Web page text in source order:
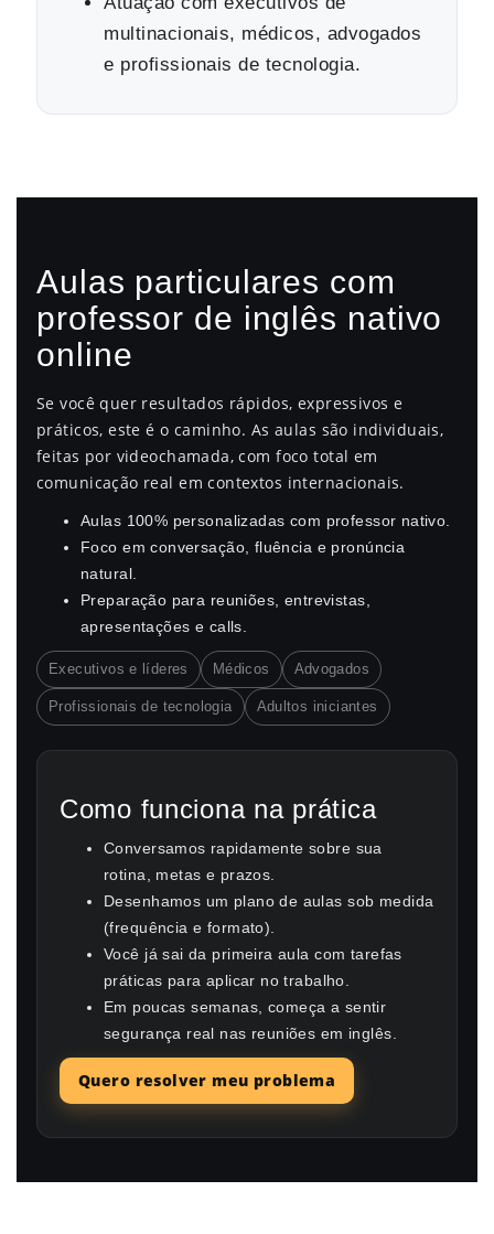
multinacionais, médicos, advogados
e profissionais de tecnologia.
Aulas particulares com
professor de inglês nativo
online
Se você quer resultados rápidos, expressivos e
práticos, este é o caminho. As aulas são individuais,
feitas por videochamada, com foco total em
comunicação real em contextos internacionais.
Aulas 100% personalizadas com professor nativo.
Foco em conversação, fluência e pronúncia
natural.
Preparação para reuniões, entrevistas,
apresentações e calls.
Executivos e líderes Médicos Advogados
Profissionais de tecnologia Adultos iniciantes
Como funciona na prática
Conversamos rapidamente sobre sua
rotina, metas e prazos.
Desenhamos um plano de aulas sob medida
(frequência e formato).
Você já sai da primeira aula com tarefas
práticas para aplicar no trabalho.
Em poucas semanas, começa a sentir
segurança real nas reuniões em inglês.
Quero resolver meu problema